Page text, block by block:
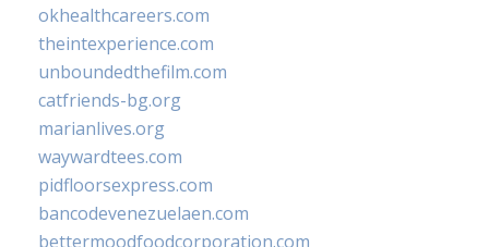
okhealthcareers.com
theintexperience.com
unboundedthefilm.com
catfriends-bg.org
marianlives.org
waywardtees.com
pidfloorsexpress.com
bancodevenezuelaen.com
bettermoodfoodcorporation.com